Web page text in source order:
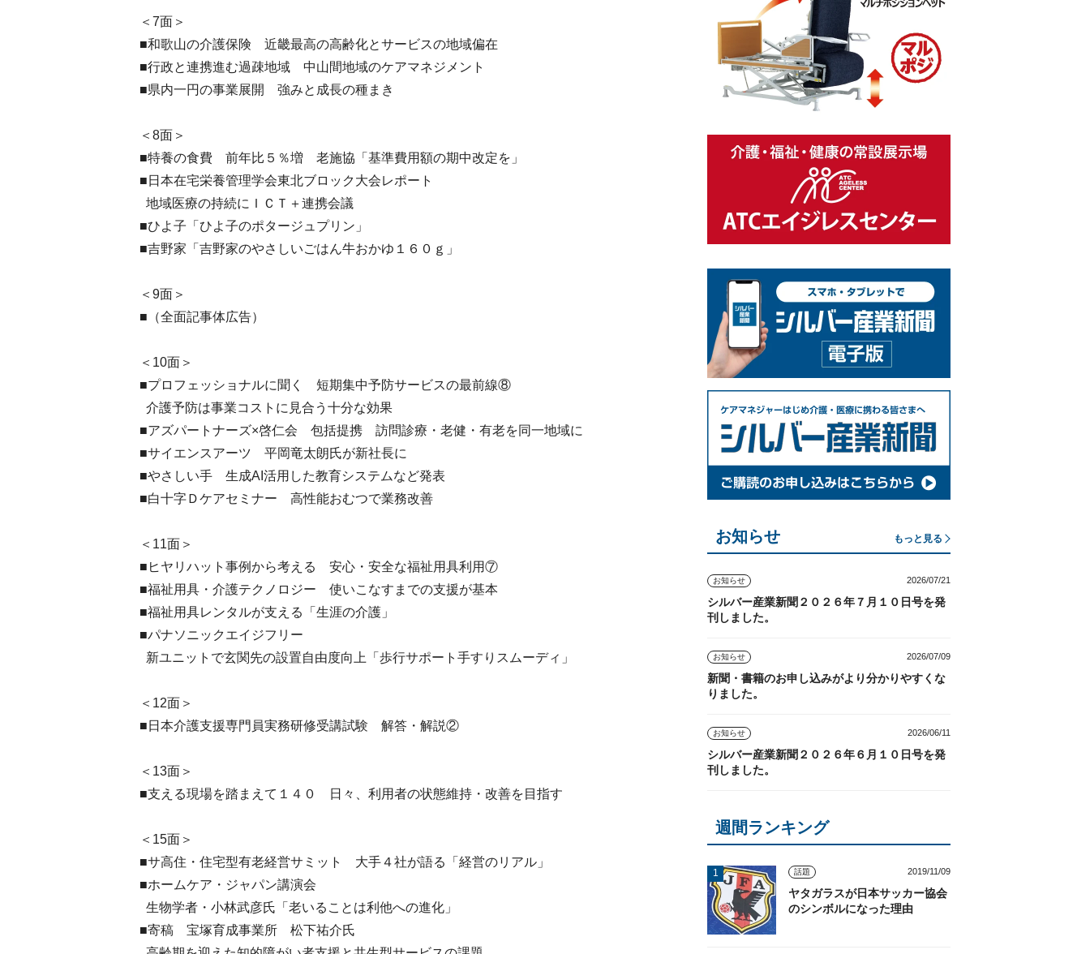
＜7面＞
■和歌山の介護保険 近畿最高の高齢化とサービスの地域偏在
■行政と連携進む過疎地域 中山間地域のケアマネジメント
■県内一円の事業展開 強みと成長の種まき
＜8面＞
■特養の食費 前年比５％増 老施協「基準費用額の期中改定を」
■日本在宅栄養管理学会東北ブロック大会レポート
地域医療の持続にＩＣＴ＋連携会議
■ひよ子「ひよ子のポタージュプリン」
■吉野家「吉野家のやさしいごはん牛おかゆ１６０ｇ」
＜9面＞
■（全面記事体広告）
＜10面＞
■プロフェッショナルに聞く 短期集中予防サービスの最前線⑧
介護予防は事業コストに見合う十分な効果
■アズパートナーズ×啓仁会 包括提携 訪問診療・老健・有老を同一地域に
■サイエンスアーツ 平岡竜太朗氏が新社長に
■やさしい手 生成AI活用した教育システムなど発表
■白十字Ｄケアセミナー 高性能おむつで業務改善
＜11面＞
■ヒヤリハット事例から考える 安心・安全な福祉用具利用⑦
■福祉用具・介護テクノロジー 使いこなすまでの支援が基本
■福祉用具レンタルが支える「生涯の介護」
■パナソニックエイジフリー
新ユニットで玄関先の設置自由度向上「歩行サポート手すりスムーディ」
＜12面＞
■日本介護支援専門員実務研修受講試験 解答・解説②
＜13面＞
■支える現場を踏まえて１４０ 日々、利用者の状態維持・改善を目指す
＜15面＞
■サ高住・住宅型有老経営サミット 大手４社が語る「経営のリアル」
■ホームケア・ジャパン講演会
生物学者・小林武彦氏「老いることは利他への進化」
■寄稿 宝塚育成事業所 松下祐介氏
お知らせ もっと見る
お知らせ 2026/07/21
シルバー産業新聞２０２６年７月１０日号を発
刊しました。
お知らせ 2026/07/09
新聞・書籍のお申し込みがより分かりやすくな
りました。
お知らせ 2026/06/11
シルバー産業新聞２０２６年６月１０日号を発
刊しました。
週間ランキング
話題 2019/11/09
ヤタガラスが日本サッカー協会
のシンボルになった理由